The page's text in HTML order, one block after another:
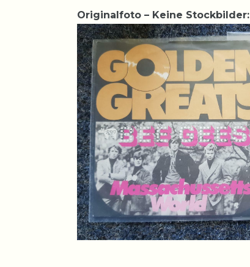
Originalfoto – Keine Stockbilder: